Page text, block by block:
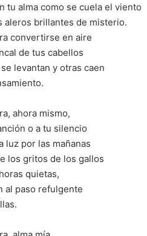
tu alma como se cuela el viento
aleros brillantes de misterio.
convertirse en aire
de tus cabellos
levantan y otras caen
ahora mismo,
o a tu silencio
luz por las mañanas
los gritos de los gallos
quietas,
al paso refulgente